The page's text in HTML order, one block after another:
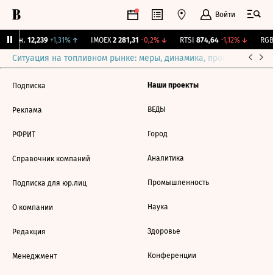
Войти
Бирж. 12,239 +1,31%↑ IMOEX 2 281,31 -0,2%↓ RTSI 874,64 -1,12%↓ RGBI
Ситуация на топливном рынке: меры, динамика, прогнозы
Подписка
Реклама
РФРИТ
Справочник компаний
Подписка для юр.лиц
О компании
Редакция
Менеджмент
Наши проекты
ВЕДЫ
Город
Аналитика
Промышленность
Наука
Здоровье
Конференции